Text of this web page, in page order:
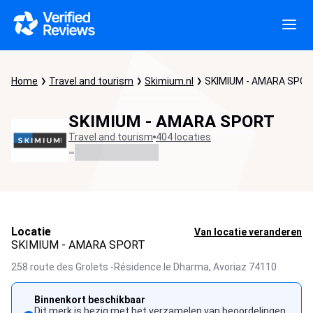
Home Travel and tourism Skimium.nl SKIMIUM - AMARA
SKIMIUM - AMARA SPORT
Travel and tourism 404 locaties
-
Locatie Van locatie veranderen
SKIMIUM - AMARA SPORT
258 route des Grolets -Résidence le Dharma, Avoriaz 74110
Binnenkort beschikbaar